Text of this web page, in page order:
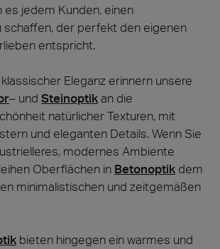
es jedem Kunden, einen
schaffen, der perfekt den eigenen
entspricht.
Eleganz erinnern unsere
– und Steinoptikan die
natürlicher Texturen, mit
und eleganten Details. Wenn Sie
modernes Ambiente
Oberflächen in Betonoptik dem
minimalistischen und zeitgemäßen
bieten hingegen ein warmes und